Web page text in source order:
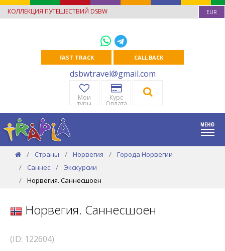
КОЛЛЕКЦИЯ ПУТЕШЕСТВИЙ DSBW EUR
FAST TRACK CALL BACK
dsbwtravel@gmail.com
Мои
туры
Курс
Оплата
Страны Норвегия
Города Норвегии
Саннес
Экскурсии
Норвегия. Саннесшоен
Норвегия. Саннесшоен
(ID: 122604)